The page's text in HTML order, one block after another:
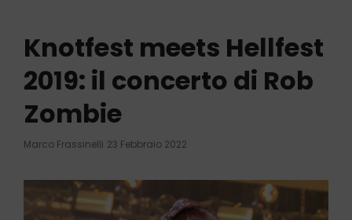
Knotfest meets Hellfest
2019: il concerto di Rob
Zombie
Marco Frassinelli Posted
23 Febbraio 2022